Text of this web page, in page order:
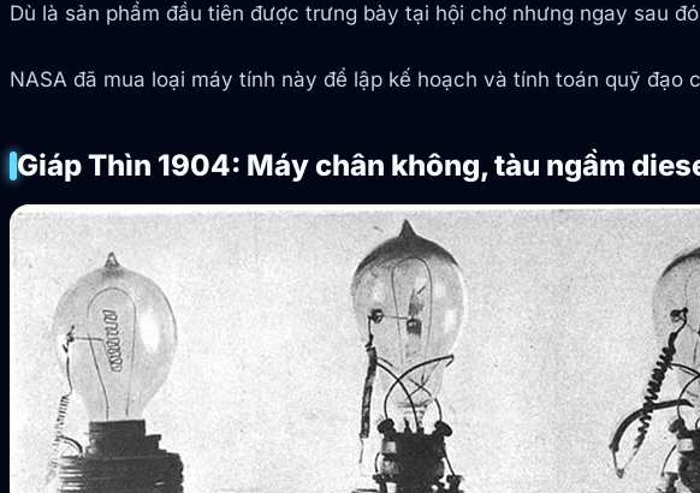
Dù là sản phẩm đầu tiên được trưng bày tại hội chợ nhưng ngay sau
NASA đã mua loại máy tính này để lập kế hoạch và tính toán quỹ
Giáp Thìn 1904: Máy chân không, tàu ngầm